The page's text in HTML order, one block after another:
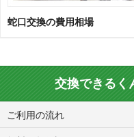
蛇口交換の費用相場
交換できるく
ご利用の流れ